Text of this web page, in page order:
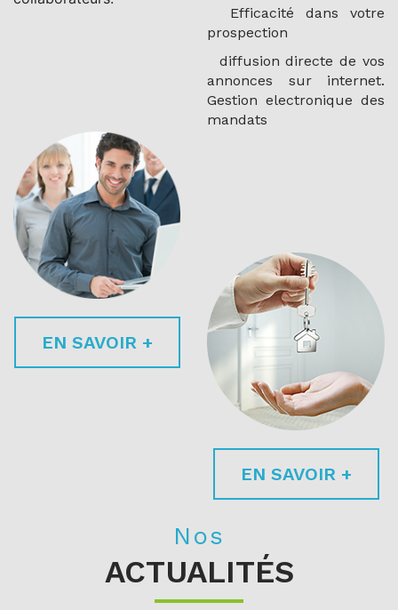
EN SAVOIR +
Efficacité dans votre
prospection
diffusion directe de vos
annonces sur internet.
Gestion electronique des
mandats
EN SAVOIR +
Nos
ACTUALITÉS